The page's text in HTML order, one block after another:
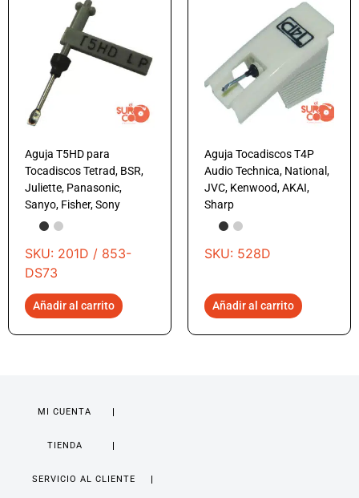
Aguja T5HD para
Tocadiscos Tetrad, BSR,
Juliette, Panasonic,
Sanyo, Fisher, Sony
SKU: 201D / 853-
DS73
Añadir al carrito
Aguja Tocadiscos T4P
Audio Technica, National,
JVC, Kenwood, AKAI,
Sharp
SKU: 528D
Añadir al carrito
MI CUENTA
TIENDA
SERVICIO AL CLIENTE